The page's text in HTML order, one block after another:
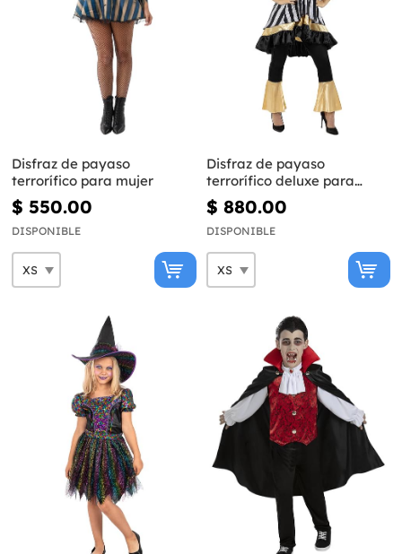
Disfraz de payaso
terrorífico para mujer
$ 550.00
DISPONIBLE
Disfraz de payaso
terrorífico deluxe para
mujer
$ 880.00
DISPONIBLE